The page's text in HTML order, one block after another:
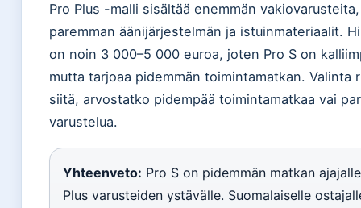
Pro Plus -malli sisältää enemmän
paremman äänijärjestelmän ja istuinmateriaalit.
on noin 3 000–5 000 euroa, joten Pro S on
mutta tarjoaa pidemmän toimintamatkan. Valinta
siitä, arvostatko pidempää toimintamatkaa vai
varustelua.
Yhteenveto: Pro S on pidemmän matkan
Plus varusteiden ystävälle. Suomalaiselle